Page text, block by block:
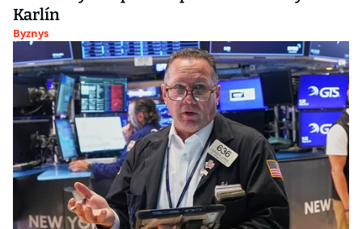
Karlín
Byznys